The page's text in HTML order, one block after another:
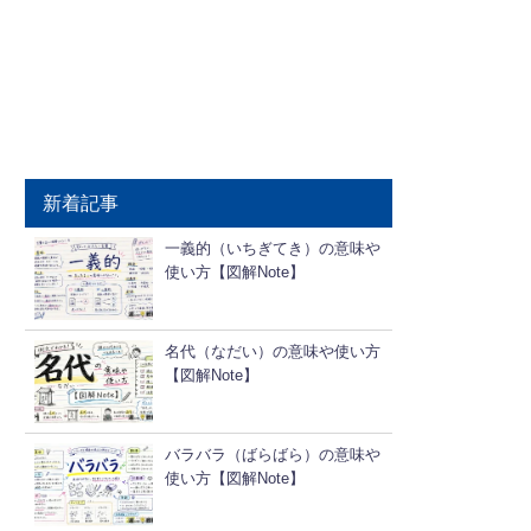
新着記事
一義的（いちぎてき）の意味や
使い方【図解Note】
名代（なだい）の意味や使い方
【図解Note】
バラバラ（ばらばら）の意味や
使い方【図解Note】